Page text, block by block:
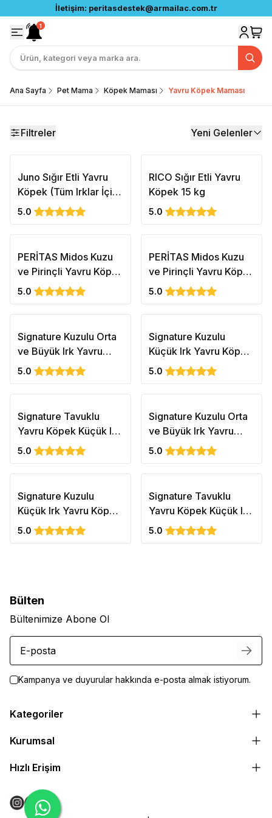
İletişim: peritasdestek@armailac.com.tr
1
Ana Sayfa Pet Mama Köpek Maması Yavru Köpek Maması
Filtreler Yeni Gelenler
Juno Sığır Etli Yavru
Köpek (Tüm Irklar İçin)
15kg
5.0
RICO Sığır Etli Yavru
Köpek 15 kg
5.0
PERİTAS Midos Kuzu
ve Pirinçli Yavru Köpek
Maması Sağlıklı
Büyüme 3 kg
5.0
PERİTAS Midos Kuzu
ve Pirinçli Yavru Köpek
Maması Sağlıklı
Büyüme 15kg
5.0
Signature Kuzulu Orta
ve Büyük Irk Yavru
Köpek Maması 12 Kg
5.0
Signature Kuzulu
Küçük Irk Yavru Köpek
Maması 12 Kg
5.0
Signature Tavuklu
Yavru Köpek Küçük Irk
- 12 kg
5.0
Signature Kuzulu Orta
ve Büyük Irk Yavru
Köpek Maması 3 Kg
5.0
Signature Kuzulu
Küçük Irk Yavru Köpek
Maması 3 Kg
5.0
Signature Tavuklu
Yavru Köpek Küçük Irk
3 kg
5.0
Bülten
Bültenimize Abone Ol
Kampanya ve duyurular hakkında e-posta almak istiyorum.
Kategoriler
Kurumsal
Hızlı Erişim